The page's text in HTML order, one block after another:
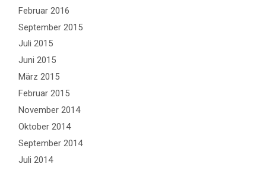
Februar 2016
September 2015
Juli 2015
Juni 2015
März 2015
Februar 2015
November 2014
Oktober 2014
September 2014
Juli 2014